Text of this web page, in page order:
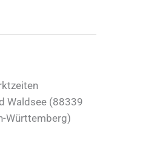
Waldsee (88339
Württemberg)